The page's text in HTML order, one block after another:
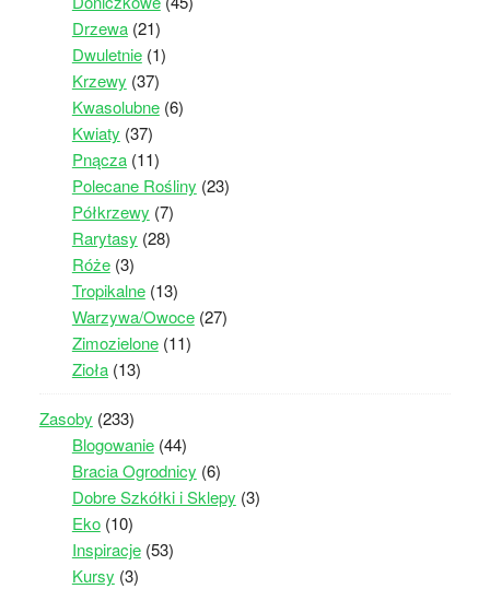
Drzewa(21)
Dwuletnie(1)
Krzewy (37)
Kwasolubne(6)
Kwiaty (37)
Pnącza(11)
Polecane Rośliny (23)
Półkrzewy (7)
Rarytasy (28)
Róże(3)
Tropikalne(13)
Warzywa/Owoce(27)
Zimozielone(11)
Zioła(13)
Zasoby (233)
Blogowanie(44)
Bracia Ogrodnicy (6)
Dobre Szkółki i Sklepy (3)
Eko(10)
Inspiracje(53)
Kursy (3)